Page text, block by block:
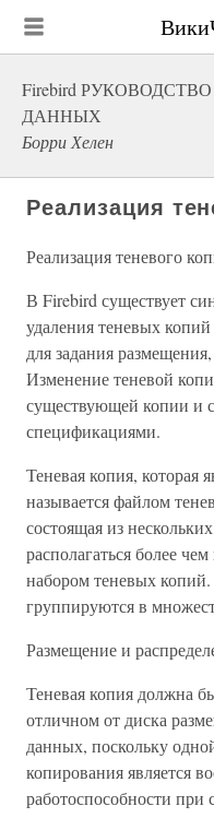
Firebird
ДАННЫХ
Борри Хелен
Реализация
Реализация теневого
В Firebird существует
удаления теневых
для задания
Изменение теневой
существующей копии и
спецификациями.
Теневая копия, которая
называется файлом
состоящая из
располагаться более
набором теневых
группируются в
Размещение и
Теневая копия должна
отличном от диска
данных, поскольку
копирования является
работоспособности при